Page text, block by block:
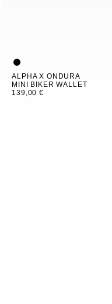
ALPHA X ONDURA
MINI BIKER WALLET
139,00 €